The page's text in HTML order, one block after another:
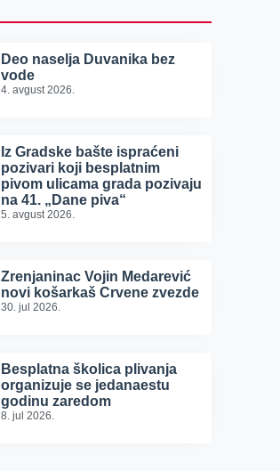
Deo naselja Duvanika bez
vode
4. avgust 2026.
Iz Gradske bašte ispraćeni
pozivari koji besplatnim
pivom ulicama grada pozivaju
na 41. „Dane piva“
5. avgust 2026.
Zrenjaninac Vojin Medarević
novi košarkaš Crvene zvezde
30. jul 2026.
Besplatna školica plivanja
organizuje se jedanaestu
godinu zaredom
8. jul 2026.